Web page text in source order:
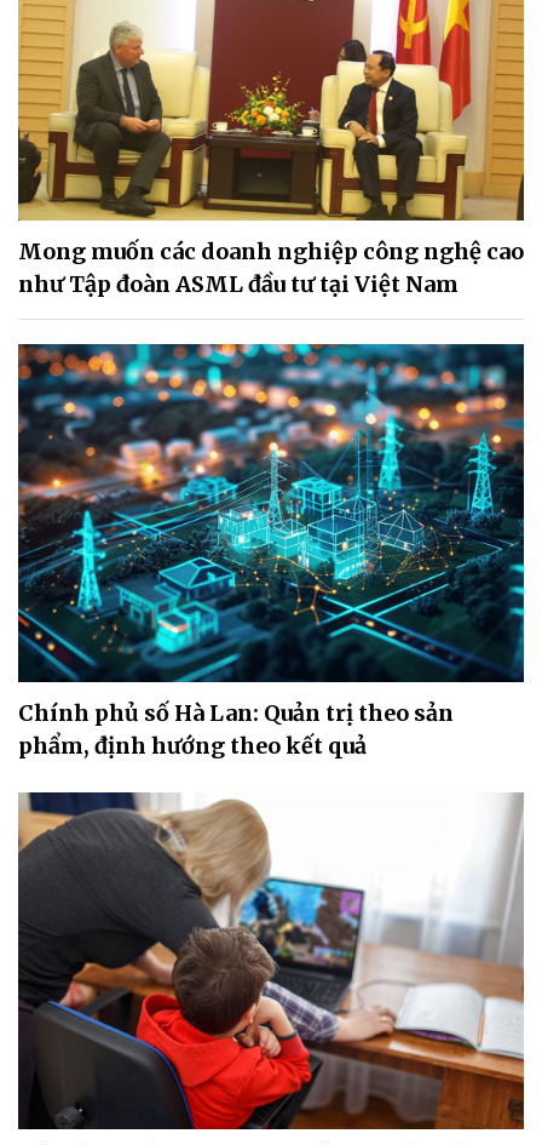
Mong muốn các doanh nghiệp công nghệ cao
như Tập đoàn ASML đầu tư tại Việt Nam
Chính phủ số Hà Lan: Quản trị theo sản
phẩm, định hướng theo kết quả